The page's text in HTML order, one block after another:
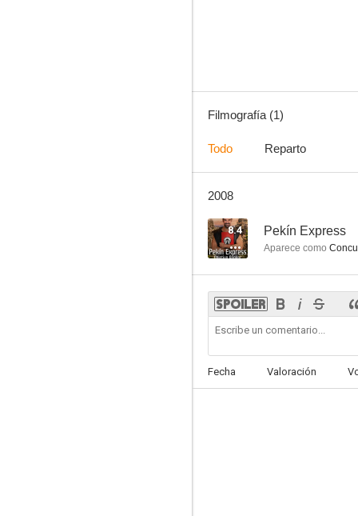
Filmografía (1)
Todo Reparto
2008
8.4 Pekín Express
Aparece como
Fecha Valoración